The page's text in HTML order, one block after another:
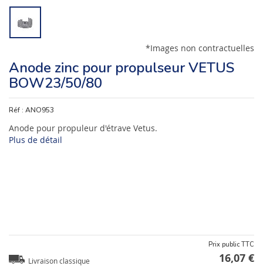
*Images non contractuelles
Anode zinc pour propulseur VETUS
BOW23/50/80
Réf : ANO953
Anode pour propuleur d'étrave Vetus.
Plus de détail
Livraison classique
Prix public TTC
16,07 €